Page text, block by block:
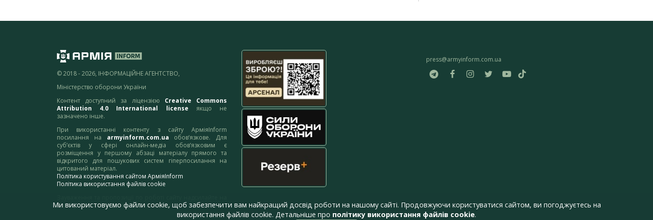
© 2018 - 2026, ІНФОРМАЦІЙНЕ АГЕНТСТВО,
Міністерство оборони України
Контент доступний за ліцензією Creative Commons
Attribution 4.0 International license якщо не
зазначено інше.
При використанні контенту з сайту АрміяInform
посилання на armyinform.com.ua обов’язкове. Для
суб’єктів у сфері онлайн-медіа обов’язковим є
розміщення у першому абзаці матеріалу прямого та
відкритого для пошукових систем гіперпосилання на
цитований матеріал.
Політика користування сайтом АрміяInform
Політика використання файлів cookie
адресу:webmaster@armyinform.com.ua
press@armyinform.com.ua
Ми використовуємо файли cookie, щоб забезпечити вам найкращий досвід роботи на нашому сайті. Продовжуючи користуватися сайтом, ви погоджуєтесь на
використання файлів cookie. Детальніше про політику використання файлів cookie.